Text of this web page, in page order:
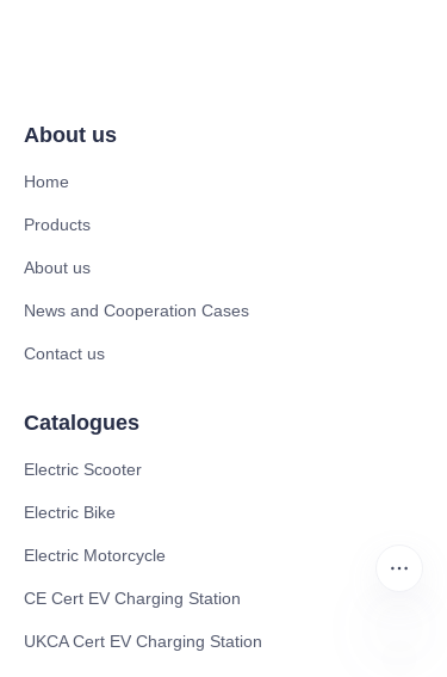
About us
Home
Products
About us
News and Cooperation Cases
Contact us
Catalogues
Electric Scooter
Electric Bike
Electric Motorcycle
CE Cert EV Charging Station
UKCA Cert EV Charging Station